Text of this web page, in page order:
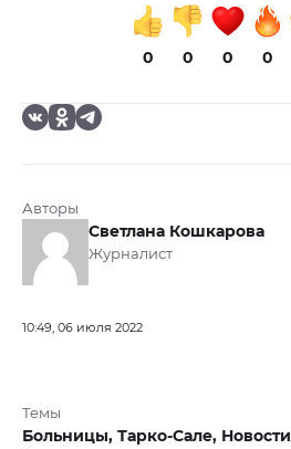
0 0 0 0
Авторы
Светлана Кошкарова
Журналист
10:49, 06 июля 2022
Темы
Больницы, Тарко-Сале,